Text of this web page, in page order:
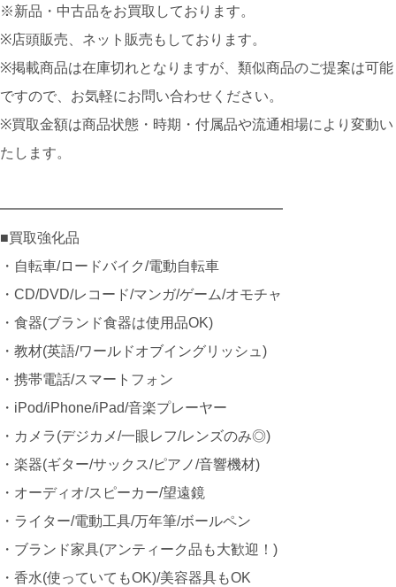
※新品・中古品をお買取しております。
※店頭販売、ネット販売もしております。
※掲載商品は在庫切れとなりますが、類似商品のご提案は可能
ですので、お気軽にお問い合わせください。
※買取金額は商品状態・時期・付属品や流通相場により変動い
たします。
━━━━━━━━━━━━━━━━━━━━
■買取強化品
・自転車/ロードバイク/電動自転車
・CD/DVD/レコード/マンガ/ゲーム/オモチャ
・食器(ブランド食器は使用品OK)
・教材(英語/ワールドオブイングリッシュ)
・携帯電話/スマートフォン
・iPod/iPhone/iPad/音楽プレーヤー
・カメラ(デジカメ/一眼レフ/レンズのみ◎)
・楽器(ギター/サックス/ピアノ/音響機材)
・オーディオ/スピーカー/望遠鏡
・ライター/電動工具/万年筆/ボールペン
・ブランド家具(アンティーク品も大歓迎！)
・香水(使っていてもOK)/美容器具もOK